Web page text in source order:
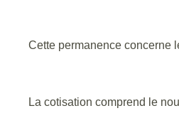
Cette permanence concerne
La cotisation comprend le